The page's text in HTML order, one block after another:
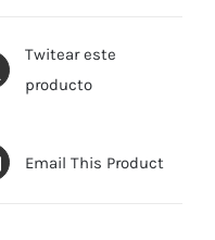
Twitear este
producto
Email This Product